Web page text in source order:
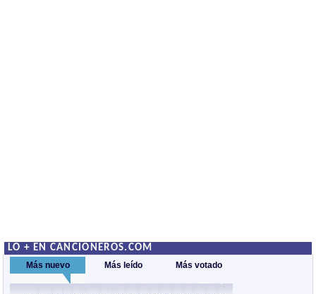
LO + EN CANCIONEROS.COM
Más nuevo Más leído Más votado